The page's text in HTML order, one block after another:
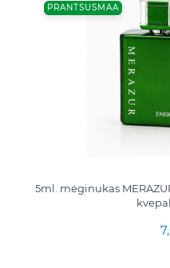
PRANTSUSMAA
5ml. mėginukas